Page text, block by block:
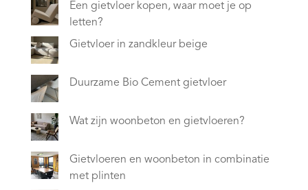
Een gietvloer kopen, waar moet je op
letten?
Gietvloer in zandkleur beige
Duurzame Bio Cement gietvloer
Wat zijn woonbeton en gietvloeren?
Gietvloeren en woonbeton in combinatie
met plinten